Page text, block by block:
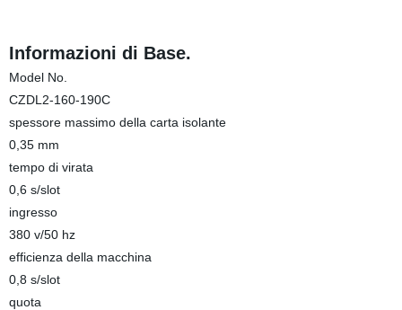
Informazioni di Base.
Model No.
CZDL2-160-190C
spessore massimo della carta isolante
0,35 mm
tempo di virata
0,6 s/slot
ingresso
380 v/50 hz
efficienza della macchina
0,8 s/slot
quota